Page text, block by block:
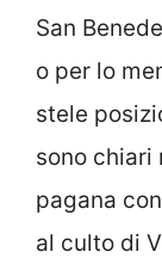
San
o per lo
stele
sono chiari
pagana
al culto di